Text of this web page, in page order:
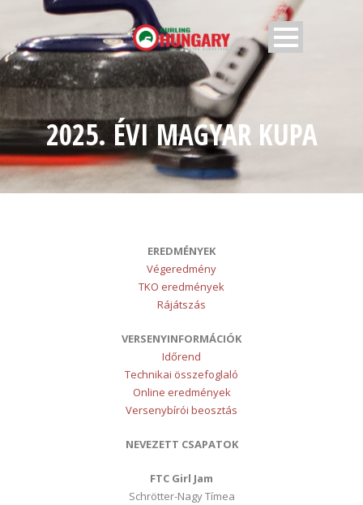
2025. ÉVI MAGYAR KUPA
EREDMÉNYEK
Végeredmény
TKO eredmények
Rájátszás
VERSENYINFORMÁCIÓK
Időrend
Technikai összefoglaló
Online eredmények
Versenybírói beosztás
NEVEZETT CSAPATOK
FTC Girl Jam
Schrötter-Nagy Tímea